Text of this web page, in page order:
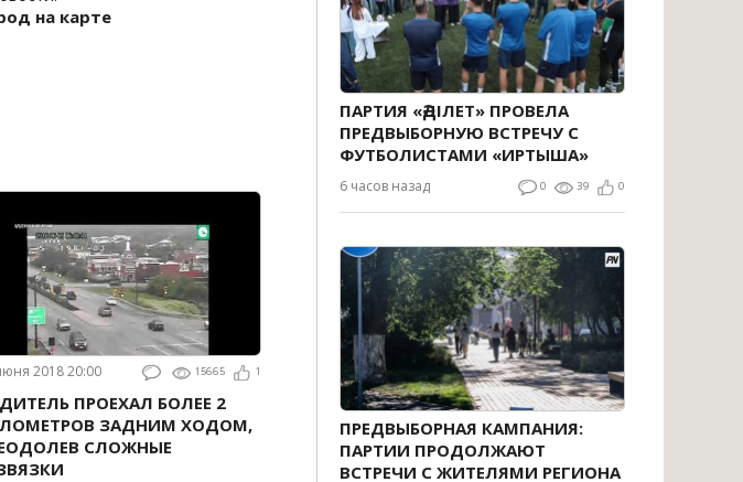
ПАРТИЯ «ӘДІЛЕТ» ПРОВЕЛА
ПРЕДВЫБОРНУЮ ВСТРЕЧУ С
ФУТБОЛИСТАМИ «ИРТЫША»
6 часов назад 0 39 0
ПРЕДВЫБОРНАЯ КАМПАНИЯ:
ПАРТИИ ПРОДОЛЖАЮТ
ВСТРЕЧИ С ЖИТЕЛЯМИ РЕГИОНА
на карте
2018 20:00 15665 1
ПРОЕХАЛ БОЛЕЕ 2
ЗАДНИМ ХОДОМ,
СЛОЖНЫЕ